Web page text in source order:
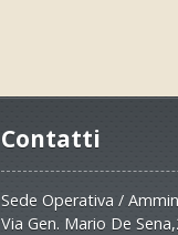
Contatti
Sede Operativa /
Via Gen. Mario De